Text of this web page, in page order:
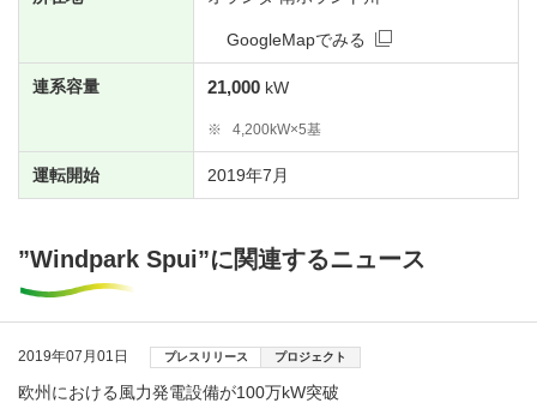
GoogleMapでみる
連系容量 21,000 kW
※ 4,200kW×5基
運転開始 2019年7月
”Windpark Spui”に関連するニュース
2019年07月01日 プレスリリース プロジェクト
欧州における風力発電設備が100万kW突破